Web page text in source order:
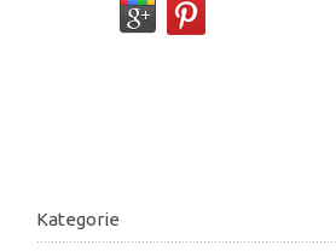
Kategorie